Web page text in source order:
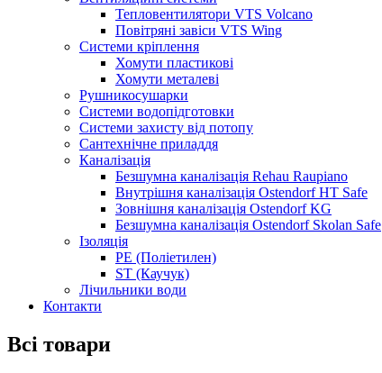
Тепловентилятори VTS Volcano
Повітряні завіси VTS Wing
Системи кріплення
Хомути пластикові
Хомути металеві
Рушникосушарки
Системи водопідготовки
Системи захисту від потопу
Сантехнічне приладдя
Каналізація
Безшумна каналізація Rehau Raupiano
Внутрішня каналізація Ostendorf HT Safe
Зовнішня каналізація Ostendorf KG
Безшумна каналізація Ostendorf Skolan Safe
Ізоляція
PE (Поліетилен)
ST (Каучук)
Лічильники води
Контакти
Всі товари